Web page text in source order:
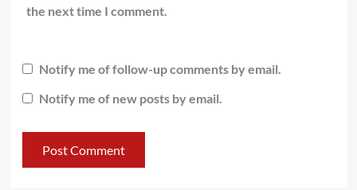
the next time I comment.
Notify me of follow-up comments by email.
Notify me of new posts by email.